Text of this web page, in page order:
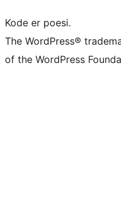
Kode er poesi.
The WordPress®
of the WordPress